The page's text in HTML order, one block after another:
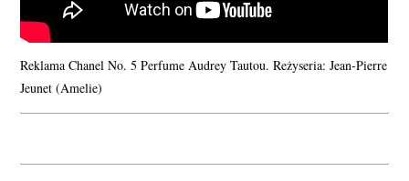
Reklama Chanel No. 5 Perfume Audrey Tautou. Reżyseria: Jean-Pierre
Jeunet (Amelie)